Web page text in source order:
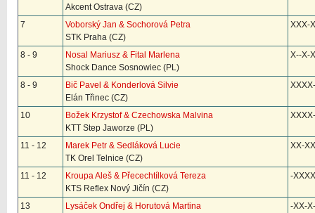
Akcent Ostrava (CZ)
7
Voborský Jan & Sochorová Petra
STK Praha (CZ)
XXX-
8 - 9
Nosal Mariusz & Fital Marlena
Shock Dance Sosnowiec (PL)
X--X-
8 - 9
Bič Pavel & Konderlová Silvie
Elán Třinec (CZ)
10
Božek Krzystof & Czechowska Malvina
KTT Step Jaworze (PL)
11 - 12
Marek Petr & Sedláková Lucie
TK Orel Telnice (CZ)
XX-
11 - 12
Kroupa Aleš & Přecechtílková Tereza
KTS Reflex Nový Jičín (CZ)
-
13
Lysáček Ondřej & Horutová Martina
-XX-